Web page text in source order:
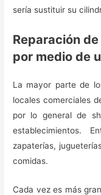
sería sustituir su
Reparación
por medio de
La mayor parte de
locales comerciales
por lo general de
establecimientos.
zapaterías,
comidas.
Cada vez es más